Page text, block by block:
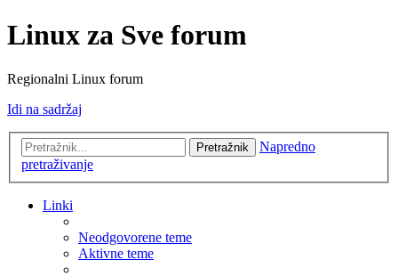
Linux za Sve forum
Regionalni Linux forum
Idi na sadržaj
Pretražnik
Napredno
pretraživanje
Linki
Neodgovorene teme
Aktivne teme